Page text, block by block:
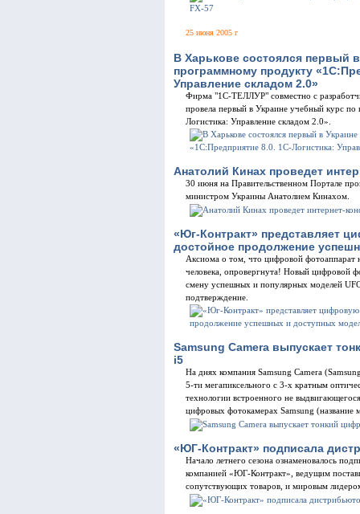
25 июня 2005 г
В Харькове состоялся первый
программному продукту
Управление складом 2.0»
Фирма "1С-ТЕЛЛУР" совместно с
провела первый в Украине учебный курс
Логистика: Управление складом 2.0».
Анатолий Кинах проведет
30 июня на Правительственном Портале
министром Украины Анатолием Кинахом.
«Юг-Контракт» представляет
достойное продолжение
Аксиома о том, что цифровой
человека, опровергнута! Новый цифровой
смену успешных и популярных моделей
подтверждение.
Samsung Camera выпускает
i5
На днях компания Samsung Camera
5-ти мегапиксельного с 3-х кратным
технологии встроенного не
цифровых фотокамерах Samsung
«ЮГ-Контракт» подписала
Начало летнего сезона ознаменовалось
компанией «ЮГ-Контракт», ведущим
сопутствующих товаров, и мировым